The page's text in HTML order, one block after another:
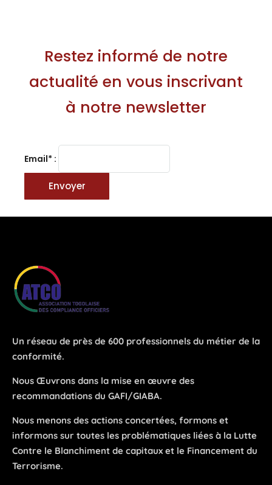
Restez informé de notre
actualité en vous inscrivant
à notre newsletter
Email* :
Un réseau de près de 600 professionnels du métier de la
conformité.
Nous Œuvrons dans la mise en œuvre des
recommandations du GAFI/GIABA.
Nous menons des actions concertées, formons et
informons sur toutes les problématiques liées à la Lutte
Contre le Blanchiment de capitaux et le Financement du
Terrorisme.